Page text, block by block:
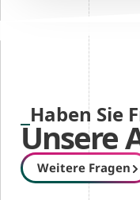
Haben Sie
Unsere
Weitere Fragen